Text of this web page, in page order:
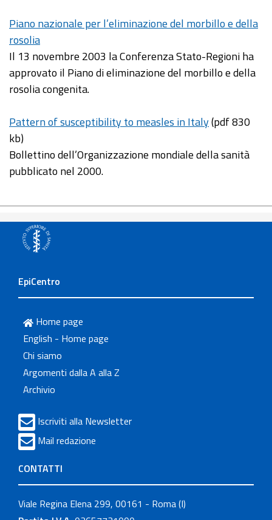
Piano nazionale per l’eliminazione del morbillo e della
rosolia
Il 13 novembre 2003 la Conferenza Stato-Regioni ha
approvato il Piano di eliminazione del morbillo e della
rosolia congenita.
Pattern of susceptibility to measles in Italy(pdf 830
kb)
Bollettino dell’Organizzazione mondiale della sanità
pubblicato nel 2000.
EpiCentro
Home page
English - Home page
Chi siamo
Argomenti dalla A alla Z
Archivio
Iscriviti alla Newsletter
Mail redazione
CONTATTI
Viale Regina Elena 299, 00161 - Roma (I)